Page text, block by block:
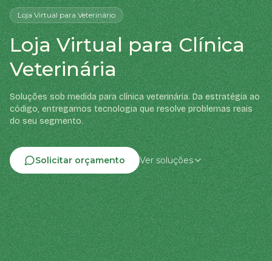
Loja Virtualpara Veterinário
Loja Virtual para Clínica
Veterinária
Soluções sob medida para clínica veterinária. Da estratégia ao
código, entregamos tecnologia que resolve problemas reais
do seu segmento.
Solicitar orçamento Ver soluções